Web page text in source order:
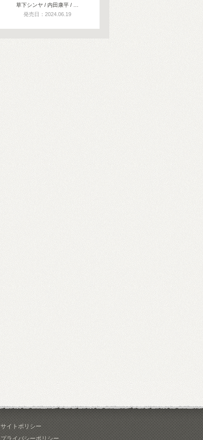
草下シンヤ / 内田康平 / …
発売日：2024.06.19
サイトポリシー
プライバシーポリシー